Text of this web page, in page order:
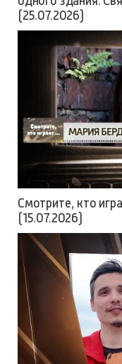
(25.07.2026)
Смотрите, кто
(15.07.2026)